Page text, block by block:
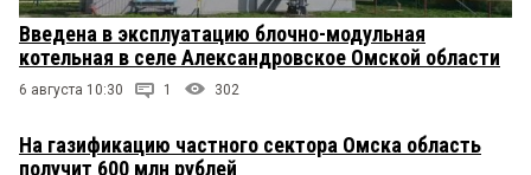
Введена в эксплуатацию блочно-модульная
котельная в селе Александровское Омской области
6 августа 10:30 1 302
На газификацию частного сектора Омска область
получит 600 млн рублей